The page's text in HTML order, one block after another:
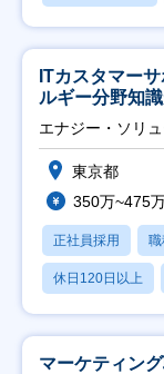
ITカスタマー
ルギー分野知
エナジー・ソリ
東京都
350万~475
正社員採用
休日120日以上
マーケティン